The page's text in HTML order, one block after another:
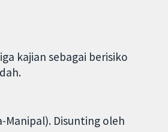
kajian sebagai berisiko
Manipal). Disunting oleh